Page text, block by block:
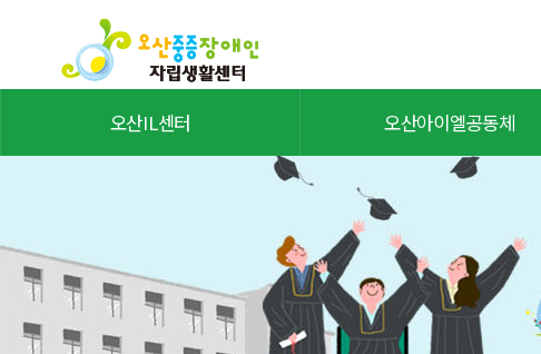
오산IL센터 오산아이엘공동체